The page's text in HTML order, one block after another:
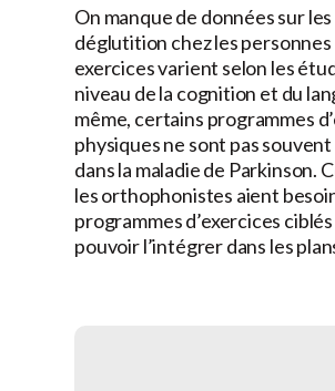
On manque de données sur
déglutition chez les
exercices varient selon les
niveau de la cognition et du
même, certains programmes
physiques ne sont pas
dans la maladie de Parkinson.
les orthophonistes aient
programmes d’exercices
pouvoir l’intégrer dans les